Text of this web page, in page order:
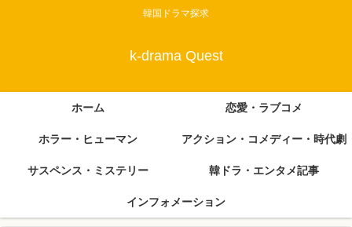
韓国ドラマ探求
k-drama Quest
ホーム 恋愛・ラブコメ
ホラー・ヒューマン アクション・コメディー・時代劇
サスペンス・ミステリー 韓ドラ・エンタメ記事
インフォメーション